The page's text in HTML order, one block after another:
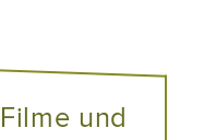
und